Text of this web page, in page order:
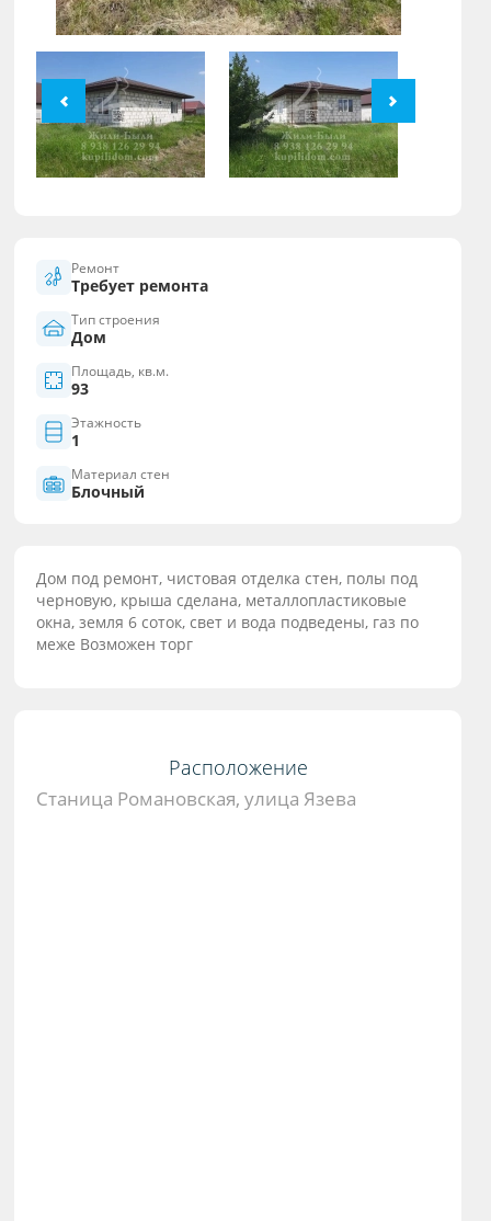
Ремонт
Требует ремонта
Тип строения
Дом
Площадь, кв.м.
93
Этажность
1
Материал стен
Блочный
Дом под ремонт, чистовая отделка стен, полы под
черновую, крыша сделана, металлопластиковые
окна, земля 6 соток, свет и вода подведены, газ по
меже Возможен торг
Расположение
Станица Романовская, улица Язева